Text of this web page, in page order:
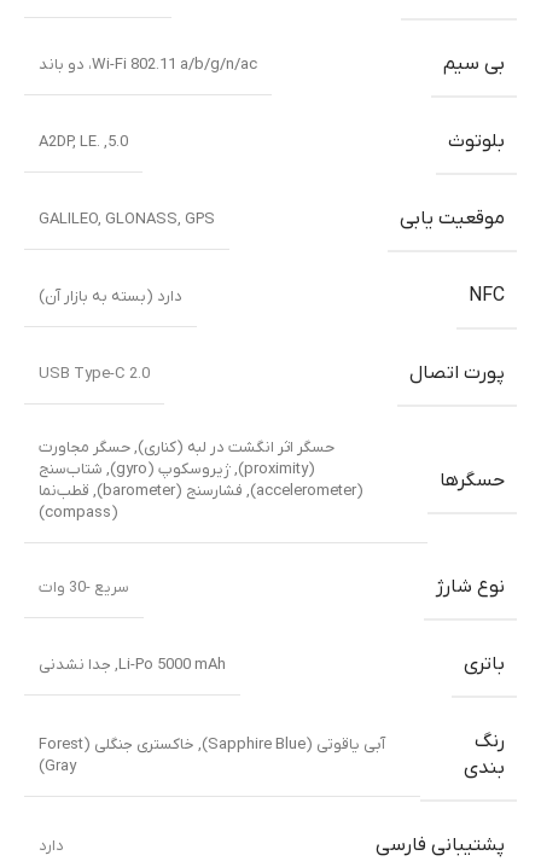
بی سیم Wi-Fi 802.11 a/b/g/n/ac، دو باند
بلوتوث 5.0, .A2DP, LE
موقعیت یابی GALILEO, GLONASS, GPS
NFC دارد (بسته به بازار آن)
پورت اتصال USB Type-C 2.0
حسگرها
حسگر اثر انگشت در لبه (کناری),حسگر مجاورت
(proximity)
,ژیروسکوپ (gyro) , شتاب‌سنج
(accelerometer)
, فشارسنج (barometer) , قطب‌نما
(compass)
نوع شارژ سریع -30 وات
باتری Li-Po 5000 mAh, جدا نشدنی
رنگ
بندی
آبی یاقوتی (Sapphire Blue) ,
خاکستری جنگلی (Forest
Gray)
پشتیبانی فارسی دارد